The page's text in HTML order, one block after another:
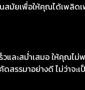
สมัยเพื่อให้คุณได้เพลิ
และสม่ำเสมอ ให้คุณไม่
รรมาอย่างดี ไม่ว่าจะ